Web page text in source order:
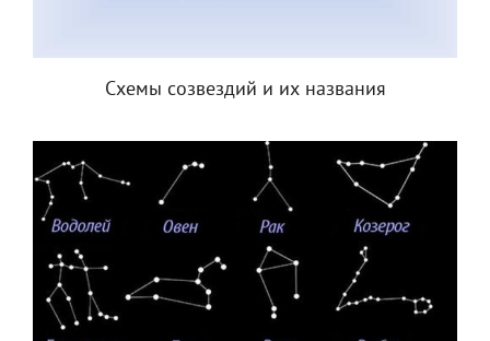
Схемы созвездий и их названия